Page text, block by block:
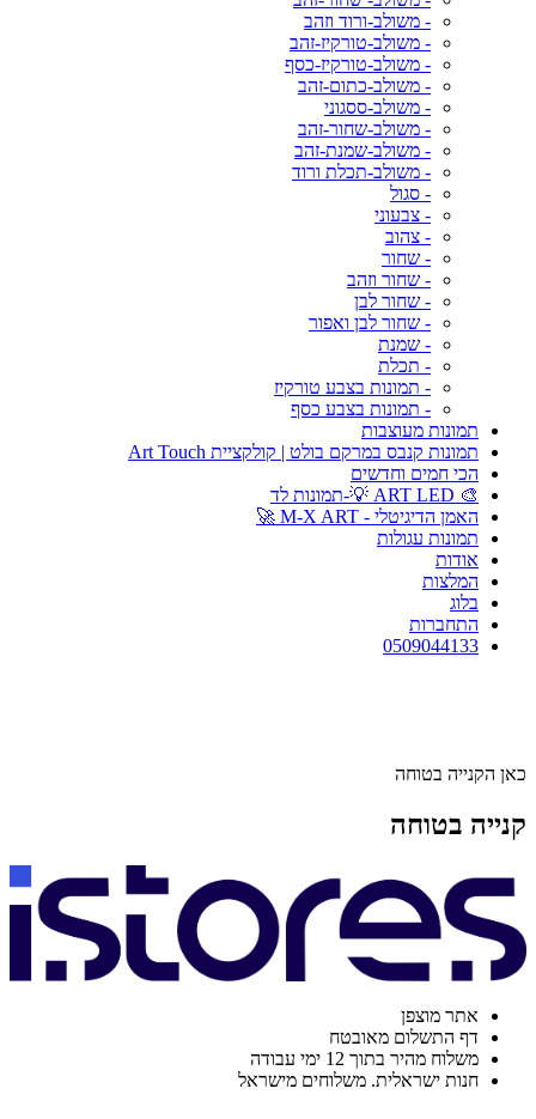
- משולב-ורוד וזהב
- משולב-טורקיז-זהב
- משולב-טורקיז-כסף
- משולב-כתום-זהב
- משולב-ססגוני
- משולב-שחור-זהב
- משולב-שמנת-זהב
- משולב-תכלת ורוד
- סגול
- צבעוני
- צהוב
- שחור
- שחור וזהב
- שחור לבן
- שחור לבן ואפור
- שמנת
- תכלת
- תמונות בצבע טורקיז
- תמונות בצבע כסף
תמונות מעוצבות
תמונות קנבס במרקם בולט | קולקציית Art Touch
הכי חמים וחדשים
🎨 ART LED 💡-תמונות לד
האמן הדיגיטלי - M-X ART 🚀
תמונות עגולות
אודות
המלצות
בלוג
התחברות
0509044133
כאן הקנייה בטוחה
קנייה בטוחה
אתר מוצפן
דף התשלום מאובטח
משלוח מהיר בתוך 12 ימי עבודה
חנות ישראלית. משלוחים מישראל